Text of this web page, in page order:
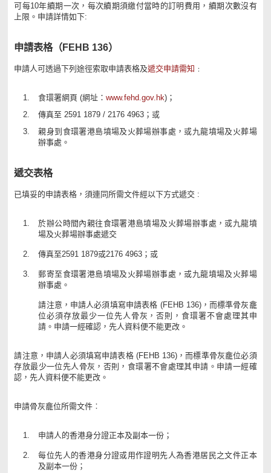
可每10年續期一次，每次續期須繳付當時的訂明費用，續期次數沒有
上限。申請詳情如下:
申請表格（FEHB 136）
申請人可透過下列途徑索取申請表格及遞交申請需知 ﹕
食環署網頁 (網址：www.fehd.gov.hk)；
傳真至 2591 1879 / 2176 4963；或
親身到食環署港島墳場及火葬場辦事處，或九龍墳場及火葬場
辦事處。
遞交表格
已填妥的申請表格，須連同所需文件經以下方式遞交 :
於辦公時間內親往食環署港島墳場及火葬場辦事處，或九龍墳
場及火葬場辦事處遞交
傳真至2591 1879或2176 4963；或
郵寄至食環署港島墳場及火葬場辦事處，或九龍墳場及火葬場
辦事處。
請注意，申請人必須填寫申請表格 (FEHB 136)，而標準骨灰龕
位必須存放最少一位先人骨灰，否則，食環署不會處理其申
請。申請一經確認，先人資料便不能更改。
請注意，申請人必須填寫申請表格 (FEHB 136)，而標準骨灰龕位必須
存放最少一位先人骨灰，否則，食環署不會處理其申請。申請一經確
認，先人資料便不能更改。
申請骨灰龕位所需文件︰
申請人的香港身分證正本及副本一份；
每位先人的香港身分證或用作證明先人為香港居民之文件正本
及副本一份；